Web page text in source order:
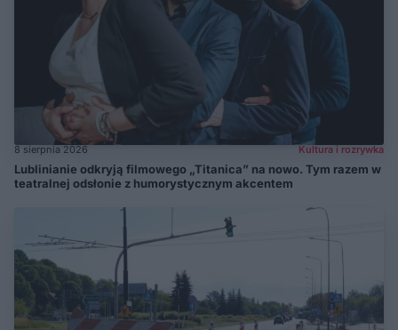
8 sierpnia 2026 Kultura i rozrywka
Lublinianie odkryją filmowego „Titanica” na nowo. Tym razem w
teatralnej odsłonie z humorystycznym akcentem